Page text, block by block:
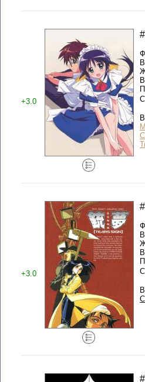
+3.0
+3.0